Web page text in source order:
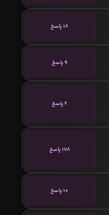
18 پاسخ
9 پاسخ
6 پاسخ
178 پاسخ
10 پاسخ